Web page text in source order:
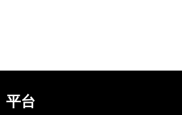
平台